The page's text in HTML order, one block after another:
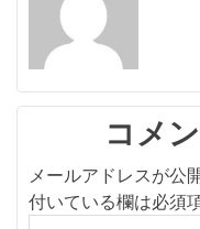
ー
シ
ョ
コメ
メールアドレスが公
付いている欄は必須